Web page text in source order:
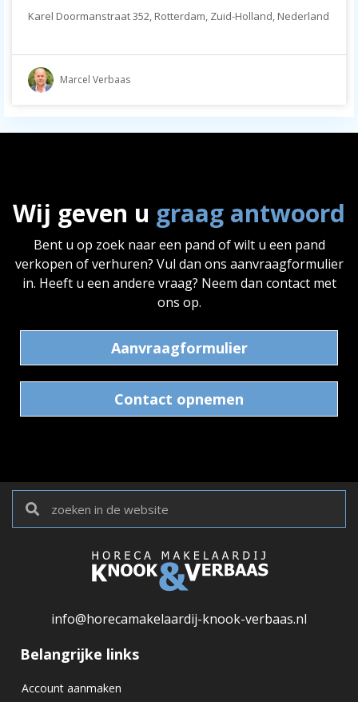
Karel Doormanstraat 352, Rotterdam, Zuid-Holland, Nederland
Marcel Verbaas
Wij geven u graag antwoord
Bent u op zoek naar een pand of wilt u een pand
verkopen of verhuren? Vul dan ons aanvraagformulier
in. Heeft u een andere vraag? Neem dan contact met
ons op.
Aanvraagformulier
Contact opnemen
info@horecamakelaardij-knook-verbaas.nl
Belangrijke links
Account aanmaken